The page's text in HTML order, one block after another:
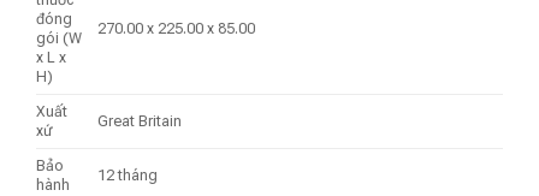
đóng
gói (W
x L x
H)
270.00 x 225.00 x 85.00
Xuất
xứ
Great Britain
Bảo
hành
12 tháng